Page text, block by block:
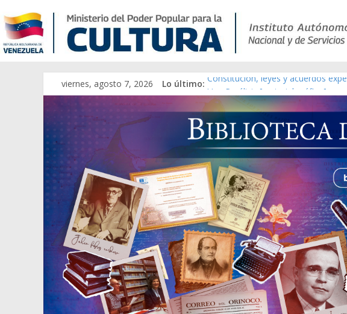
viernes, agosto 7, 2026 Lo último: Constitución, leyes y acuerdos
Una Parálisis [material gráfico]
Modesta Bor Sánchez [material
Gaceta Oficial de la República de
Catálogo temático de obras de